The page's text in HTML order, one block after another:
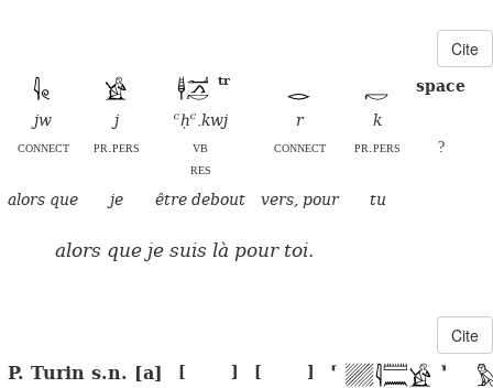
Cite
tr space
jw j ꜥḥꜥ.kwj r k
connect pr.pers
vb
res
connect pr.pers ?
alors que je être debout vers, pour tu
alors que je suis là pour toi.
Cite
P. Turin s.n. [a] [ ] [ ] ⸢ ⸣